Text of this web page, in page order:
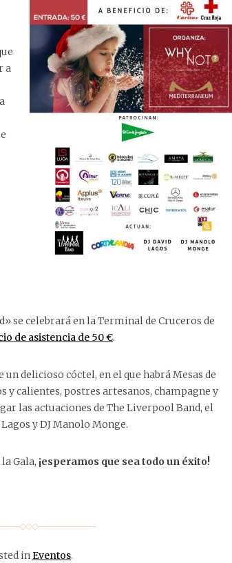
a
se celebrará en la Terminal de Cruceros de
de asistencia de 50 €.
delicioso cóctel, en el que habrá Mesas de
calientes, postres artesanos, champagne y
las actuaciones de The Liverpool Band, el
y DJ Manolo Monge.
Gala, ¡esperamos que sea todo un éxito!
inEventos.